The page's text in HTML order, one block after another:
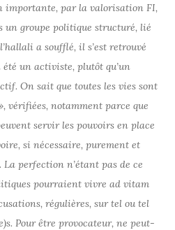
importante, par la valorisation FI,
groupe politique structuré, lié
a soufflé, il s’est retrouvé
été un activiste, plutôt qu’un
On sait que toutes les vies sont
vérifiées, notamment parce que
servir les pouvoirs en place
si nécessaire, purement et
perfection n’étant pas de ce
pourraient vivre ad vitam
régulières, sur tel ou tel
Pour être provocateur, ne peut-